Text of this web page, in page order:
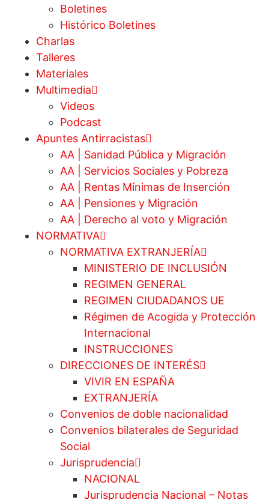
Boletines
Histórico Boletines
Charlas
Talleres
Materiales
Multimedia
Videos
Podcast
Apuntes Antirracistas
AA | Sanidad Pública y Migración
AA | Servicios Sociales y Pobreza
AA | Rentas Mínimas de Inserción
AA | Pensiones y Migración
AA | Derecho al voto y Migración
NORMATIVA
NORMATIVA EXTRANJERÍA
MINISTERIO DE INCLUSIÓN
REGIMEN GENERAL
REGIMEN CIUDADANOS UE
Régimen de Acogida y Protección
Internacional
INSTRUCCIONES
DIRECCIONES DE INTERÉS
VIVIR EN ESPAÑA
EXTRANJERÍA
Convenios de doble nacionalidad
Convenios bilaterales de Seguridad
Social
Jurisprudencia
NACIONAL
Jurisprudencia Nacional – Notas